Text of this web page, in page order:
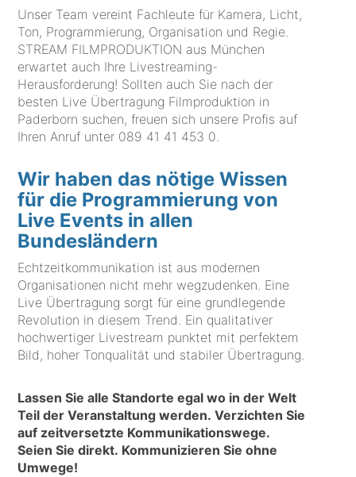
Unser Team vereint Fachleute für Kamera, Licht,
Ton, Programmierung, Organisation und Regie.
STREAM FILMPRODUKTION aus München
erwartet auch Ihre Livestreaming-
Herausforderung! Sollten auch Sie nach der
besten Live Übertragung Filmproduktion in
Paderborn suchen, freuen sich unsere Profis auf
Ihren Anruf unter 089 41 41 453 0
Wir haben das nötige Wissen
für die Programmierung von
Live Events in allen
Bundesländern
Echtzeitkommunikation ist aus modernen
Organisationen nicht mehr wegzudenken. Eine
Live Übertragung sorgt für eine grundlegende
Revolution in diesem Trend. Ein qualitativer
hochwertiger Livestream punktet mit perfektem
Bild, hoher Tonqualität und stabiler Übertragung.
Lassen Sie alle Standorte egal wo in der Welt
Teil der Veranstaltung werden. Verzichten Sie
auf zeitversetzte Kommunikationswege.
Seien Sie direkt. Kommunizieren Sie ohne
Umwege!